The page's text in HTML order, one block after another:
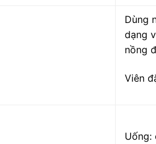
Dùng
dạng
nồng
Viên
Uống: